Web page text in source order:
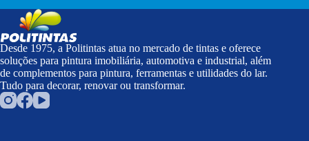
Desde 1975, a Politintas atua no mercado de tintas e oferece
soluções para pintura imobiliária, automotiva e industrial, além
de complementos para pintura, ferramentas e utilidades do lar.
Tudo para decorar, renovar ou transformar.